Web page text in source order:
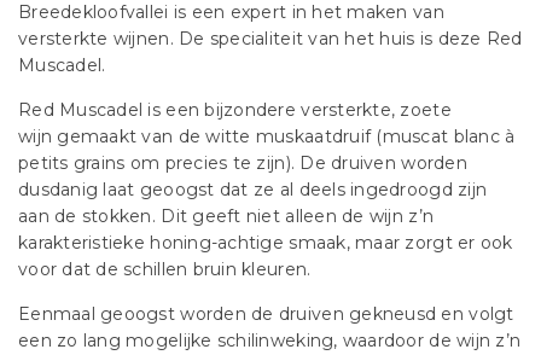
Breedekloofvallei is een expert in het maken van
versterkte wijnen. De specialiteit van het huis is deze Red
Muscadel.
Red Muscadel is een bijzondere versterkte, zoete
wijn gemaakt van de witte muskaatdruif (muscat blanc à
petits grains om precies te zijn). De druiven worden
dusdanig laat geoogst dat ze al deels ingedroogd zijn
aan de stokken. Dit geeft niet alleen de wijn z’n
karakteristieke honing-achtige smaak, maar zorgt er ook
voor dat de schillen bruin kleuren.
Eenmaal geoogst worden de druiven gekneusd en volgt
een zo lang mogelijke schilinweking, waardoor de wijn z’n